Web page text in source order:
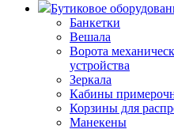
Бутиковое
Банкетки
Вешала
Ворота
устройства
Зеркала
Кабины
Корзины для
Манекены